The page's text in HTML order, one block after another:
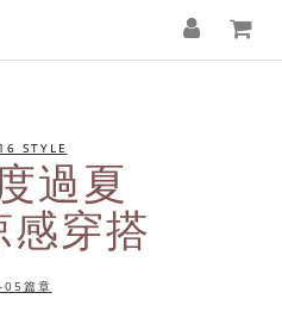
STYLE
過夏
穿搭
篇章